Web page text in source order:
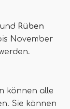
Rüben
November
können alle
Sie können